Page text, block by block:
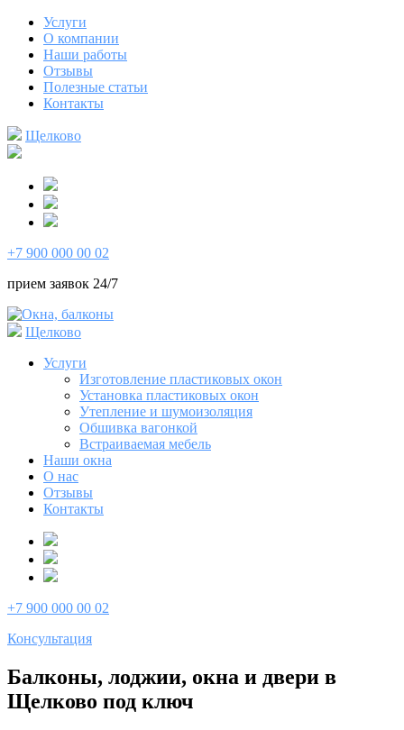
Услуги
О компании
Наши работы
Отзывы
Полезные статьи
Контакты
Щелково
+7 900 000 00 02
прием заявок 24/7
Щелково
Услуги
Изготовление пластиковых окон
Установка пластиковых окон
Утепление и шумоизоляция
Обшивка вагонкой
Встраиваемая мебель
Наши окна
О нас
Отзывы
Контакты
+7 900 000 00 02
Консультация
Балконы, лоджии, окна и двери в
Щелково под ключ